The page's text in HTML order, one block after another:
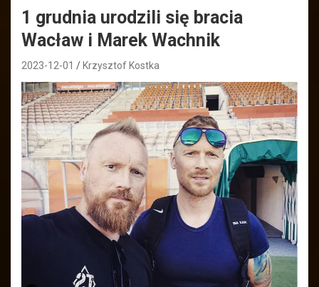
1 grudnia urodzili się bracia
Wacław i Marek Wachnik
2023-12-01 Krzysztof Kostka